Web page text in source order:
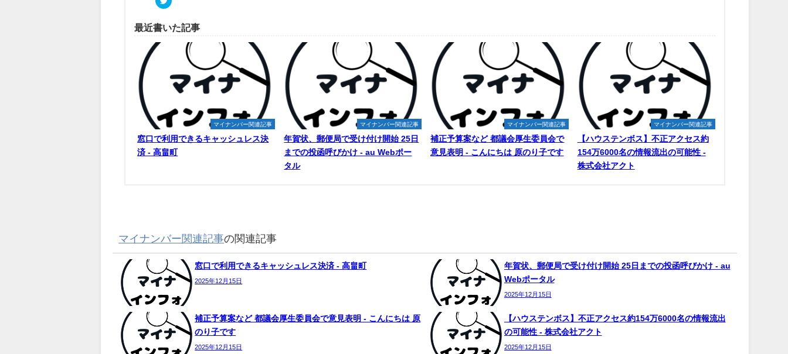
最近書いた記事
マイナンバー関連記事
窓口で利用できるキャッシュレス決
済 - 高畠町
マイナンバー関連記事
年賀状、郵便局で受け付け開始 25日
までの投函呼びかけ - au Webポー
タル
マイナンバー関連記事
補正予算案など 都議会厚生委員会で
意見表明 - こんにちは 原のり子です
マイナンバー関連記事
【ハウステンボス】不正アクセス約
154万6000名の情報流出の可能性 -
株式会社アクト
マイナンバー関連記事の関連記事
窓口で利用できるキャッシュレス決済 - 高畠町
2025年12月15日
年賀状、郵便局で受け付け開始 25日までの投函呼びかけ - au
Webポータル
2025年12月15日
補正予算案など 都議会厚生委員会で意見表明 - こんにちは 原
のり子です
2025年12月15日
【ハウステンボス】不正アクセス約154万6000名の情報流出
の可能性 - 株式会社アクト
2025年12月15日